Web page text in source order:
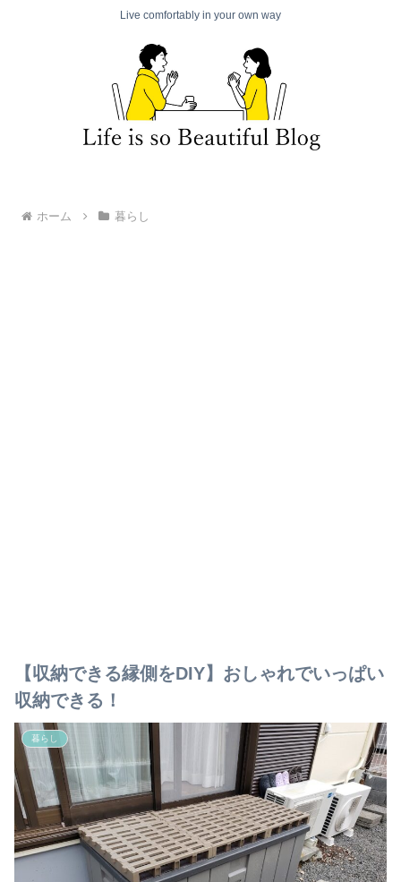
Live comfortably in your own way
ホーム 暮らし
【収納できる縁側をDIY】おしゃれでいっぱい
収納できる！
暮らし